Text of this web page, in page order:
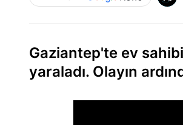
Gaziantep'te ev sahibi
yaraladı. Olayın